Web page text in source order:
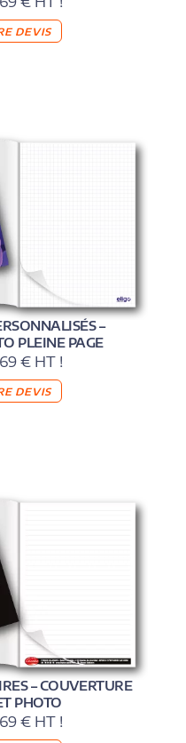
DEVIS
–
PLEINE PAGE
€ HT !
DEVIS
– COUVERTURE
PHOTO
€ HT !